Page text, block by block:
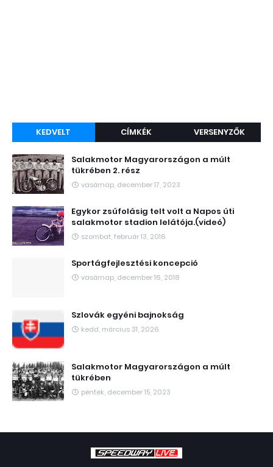
KEDVELT CÍMKÉK VERSENYZŐK
Salakmotor Magyarországon a múlt
tükrében 2. rész
vasárnap, december 17, 2023
Egykor zsúfolásig telt volt a Napos úti
salakmotor stadion lelátója.(videó)
szombat, február 13, 2016
Sportágfejlesztési koncepció
vasárnap, december 16, 2018
Szlovák egyéni bajnokság
kedd, március 31, 2026
Salakmotor Magyarországon a múlt
tükrében
péntek, december 15, 2023